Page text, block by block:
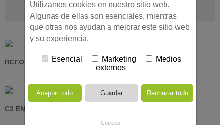
Utilizamos cookies en nuestro sitio web.
Algunas de ellas son esenciales, mientras
que otras nos ayudan a mejorar este sitio web
y su experiencia.
Esencial Marketing
Medios
externos
Cookies
PROYECTOS
REFORMA COLEGIO AHLZAHIR
C2 EN LA CARLOTA